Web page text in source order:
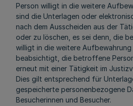
Person willigt in die weitere
sind die Unterlagen oder
nach dem Ausscheiden aus der
oder zu löschen, es sei denn, die
willigt in die weitere Aufbewahrung
beabsichtigt, die betroffene
erneut mit einer Tätigkeit im
Dies gilt entsprechend für
gespeicherte personenbezogene
Besucherinnen und Besucher.